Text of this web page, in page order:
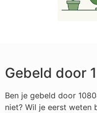
Gebeld door
Ben je gebeld door
niet? Wil je eerst weten